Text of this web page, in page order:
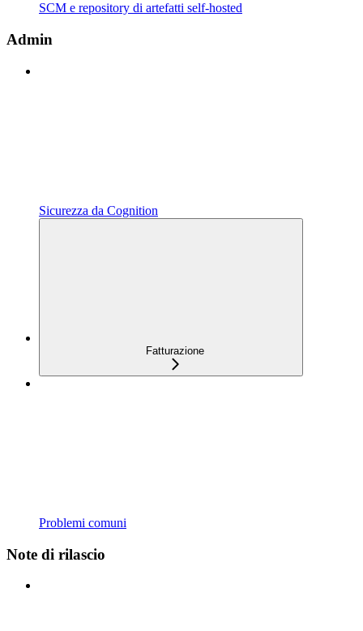
SCM e repository di artefatti self-hosted
Admin
Sicurezza da Cognition
Fatturazione
Problemi comuni
Note di rilascio